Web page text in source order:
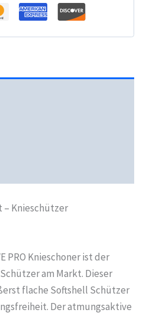
– Knieschützer
PRO Knieschoner ist der
am Markt. Dieser
flache Softshell Schützer
Der atmungsaktive